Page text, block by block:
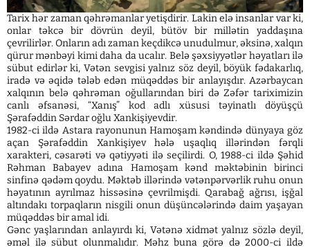
Tarix hər zaman qəhrəmanlar yetişdirir. Lakin elə insanlar var ki,
onlar təkcə bir dövrün deyil, bütöv bir millətin yaddaşına
çevrilirlər. Onların adı zaman keçdikcə unudulmur, əksinə, xalqın
qürur mənbəyi kimi daha da ucalır. Belə şəxsiyyətlər həyatları ilə
sübut edirlər ki, Vətən sevgisi yalnız söz deyil, böyük fədakarlıq,
iradə və əqidə tələb edən müqəddəs bir anlayışdır. Azərbaycan
xalqının belə qəhrəman oğullarından biri də Zəfər tariximizin
canlı əfsanəsi, “Xanış” kod adlı xüsusi təyinatlı döyüşçü
Şərafəddin Sərdar oğlu Xankişiyevdir.
1982-ci ildə Astara rayonunun Hamoşam kəndində dünyaya göz
açan Şərafəddin Xankişiyev hələ uşaqlıq illərindən fərqli
xarakteri, cəsarəti və qətiyyəti ilə seçilirdi. O, 1988-ci ildə Şəhid
Rəhman Babayev adına Hamoşam kənd məktəbinin birinci
sinfinə qədəm qoydu. Məktəb illərində vətənpərvərlik ruhu onun
həyatının ayrılmaz hissəsinə çevrilmişdi. Qarabağ ağrısı, işğal
altındakı torpaqların nisgili onun düşüncələrində daim yaşayan
müqəddəs bir amal idi.
Gənc yaşlarından anlayırdı ki, Vətənə xidmət yalnız sözlə deyil,
əməl ilə sübut olunmalıdır. Məhz buna görə də 2000-ci ildə